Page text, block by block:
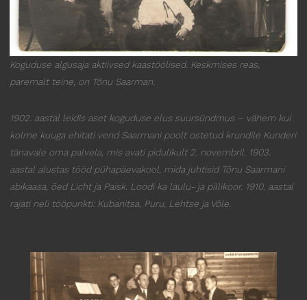
Koguduse algusaja aktiivsed kaastöölised. Keskmises reas,
paremalt teine, on Tõnu Saarman.
1902. aastal leidis aset koguduse elus suursündmus – vähem kui
kolme kuuga ehitati vend Saarmani poolt ostetud krundile Kunderi
tänavale oma palvela, mis avati pidulikult 2. novembril. 1903.
aastal alustas tööd pühapäevakool, mida juhtisid Tõnu Saarmani
abikaasa, õed Licht ja Paisk. Loodi ka laulu- ja pillikoor. 1910. aastal
rajati neli tööpunkti: Kubanitsa, Puru, Lehtse ja Võle.